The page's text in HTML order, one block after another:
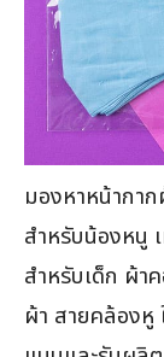
มองหาหน้ากา
สำหรับน้องหนู
สำหรับเด็ก ผ้า
ผ้า สายคล้องหู